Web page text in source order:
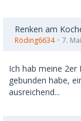
Renken am
Röding6634 7.
Ich hab meine 2er
gebunden habe,
ausreichend...